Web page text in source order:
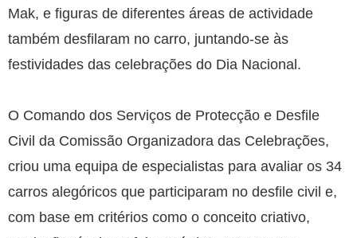
Mak, e figuras de diferentes áreas de actividade
também desfilaram no carro, juntando-se às
festividades das celebrações do Dia Nacional.
O Comando dos Serviços de Protecção e Desfile
Civil da Comissão Organizadora das Celebrações,
criou uma equipa de especialistas para avaliar os 34
carros alegóricos que participaram no desfile civil e,
com base em critérios como o conceito criativo,